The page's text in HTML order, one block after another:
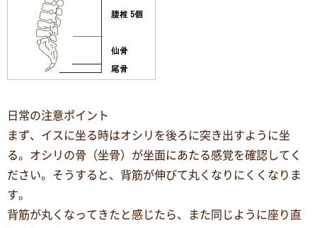
日常の注意ポイント
まず、イスに坐る時はオシリを後ろに突き出すように坐
る。オシリの骨（坐骨）が坐面にあたる感覚を確認してく
ださい。そうすると、背筋が伸びて丸くなりにくくなりま
す。
背筋が丸くなってきたと感じたら、また同じように座り直